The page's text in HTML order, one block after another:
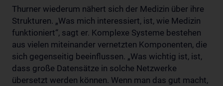
Thurner wiederum nähert sich der Medizin über ihre
Strukturen. „Was mich interessiert, ist, wie Medizin
funktioniert“, sagt er. Komplexe Systeme bestehen
aus vielen miteinander vernetzten Komponenten, die
sich gegenseitig beeinflussen. „Was wichtig ist, ist,
dass große Datensätze in solche Netzwerke
übersetzt werden können. Wenn man das gut macht,